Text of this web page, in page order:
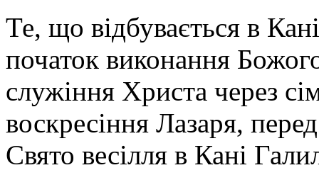
Те, що відбувається в
початок виконання
служіння Христа через
воскресіння Лазаря,
Свято весілля в Кані